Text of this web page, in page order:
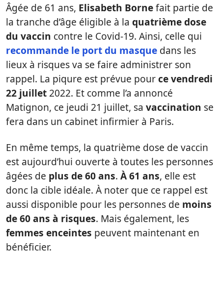
Âgée de 61 ans, Elisabeth Bornefait partie de
la tranche d’âge éligible à la quatrième dose
du vaccin contre le Covid-19. Ainsi, celle qui
recommande le port du masque dans les
lieux à risques va se faire administrer son
rappel. La piqure est prévue pource vendredi
22 juillet 2022. Et comme l’a annoncé
Matignon, ce jeudi 21 juillet, sa vaccination se
fera dans un cabinet infirmier à Paris.
En même temps, la quatrième dose de vaccin
est aujourd’hui ouverte à toutes les personnes
âgées de plus de 60 ans. À 61 ans, elle est
donc la cible idéale. À noter que ce rappel est
aussi disponible pour les personnes de moins
de 60 ans à risques. Mais également, les
femmes enceintes peuvent maintenant en
bénéficier.